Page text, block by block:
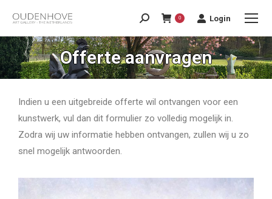
0 Login
Offerte aanvragen
Indien u een uitgebreide offerte wil ontvangen voor een
kunstwerk, vul dan dit formulier zo volledig mogelijk in.
Zodra wij uw informatie hebben ontvangen, zullen wij u zo
snel mogelijk antwoorden.